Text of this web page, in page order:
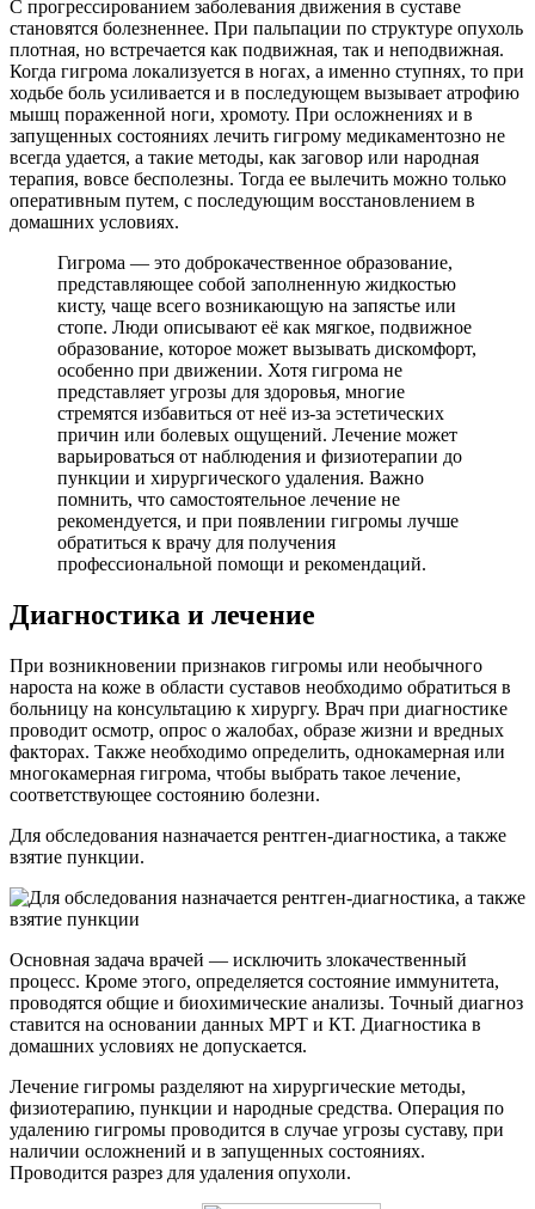
С прогрессированием заболевания движения в суставе
становятся болезненнее. При пальпации по структуре опухоль
плотная, но встречается как подвижная, так и неподвижная.
Когда гигрома локализуется в ногах, а именно ступнях, то при
ходьбе боль усиливается и в последующем вызывает атрофию
мышц пораженной ноги, хромоту. При осложнениях и в
запущенных состояниях лечить гигрому медикаментозно не
всегда удается, а такие методы, как заговор или народная
терапия, вовсе бесполезны. Тогда ее вылечить можно только
оперативным путем, с последующим восстановлением в
домашних условиях.
Гигрома — это доброкачественное образование,
представляющее собой заполненную жидкостью
кисту, чаще всего возникающую на запястье или
стопе. Люди описывают её как мягкое, подвижное
образование, которое может вызывать дискомфорт,
особенно при движении. Хотя гигрома не
представляет угрозы для здоровья, многие
стремятся избавиться от неё из-за эстетических
причин или болевых ощущений. Лечение может
варьироваться от наблюдения и физиотерапии до
пункции и хирургического удаления. Важно
помнить, что самостоятельное лечение не
рекомендуется, и при появлении гигромы лучше
обратиться к врачу для получения
профессиональной помощи и рекомендаций.
Диагностика и лечение
При возникновении признаков гигромы или необычного
нароста на коже в области суставов необходимо обратиться в
больницу на консультацию к хирургу. Врач при диагностике
проводит осмотр, опрос о жалобах, образе жизни и вредных
факторах. Также необходимо определить, однокамерная или
многокамерная гигрома, чтобы выбрать такое лечение,
соответствующее состоянию болезни.
Для обследования назначается рентген-диагностика, а также
взятие пункции.
Основная задача врачей — исключить злокачественный
процесс. Кроме этого, определяется состояние иммунитета,
проводятся общие и биохимические анализы. Точный диагноз
ставится на основании данных МРТ и КТ. Диагностика в
домашних условиях не допускается.
Лечение гигромы разделяют на хирургические методы,
физиотерапию, пункции и народные средства. Операция по
удалению гигромы проводится в случае угрозы суставу, при
наличии осложнений и в запущенных состояниях.
Проводится разрез для удаления опухоли.